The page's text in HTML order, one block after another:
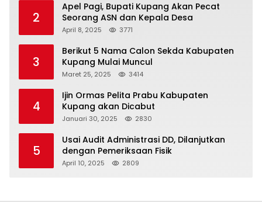
2
Apel Pagi, Bupati Kupang Akan Pecat
Seorang ASN dan Kepala Desa
April 8, 2025 3771
3
Berikut 5 Nama Calon Sekda Kabupaten
Kupang Mulai Muncul
Maret 25, 2025 3414
4
Ijin Ormas Pelita Prabu Kabupaten
Kupang akan Dicabut
Januari 30, 2025 2830
5
Usai Audit Administrasi DD, Dilanjutkan
dengan Pemeriksaan Fisik
April 10, 2025 2809